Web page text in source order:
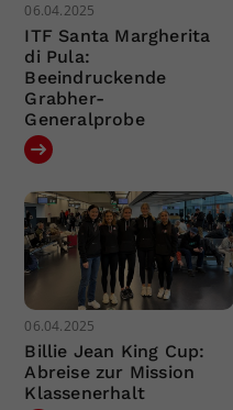
06.04.2025
ITF Santa Margherita
di Pula:
Beeindruckende
Grabher-
Generalprobe
06.04.2025
Billie Jean King Cup:
Abreise zur Mission
Klassenerhalt